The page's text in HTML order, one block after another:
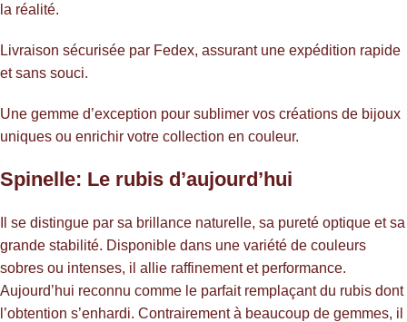
la réalité.
Livraison sécurisée par Fedex, assurant une expédition rapide
et sans souci.
Une gemme d’exception pour sublimer vos créations de bijoux
uniques ou enrichir votre collection en couleur.
Spinelle: Le rubis d’aujourd’hui
Il se distingue par sa brillance naturelle, sa pureté optique et sa
grande stabilité. Disponible dans une variété de couleurs
sobres ou intenses, il allie raffinement et performance.
Aujourd’hui reconnu comme le parfait remplaçant du rubis dont
l’obtention s’enhardi. Contrairement à beaucoup de gemmes, il